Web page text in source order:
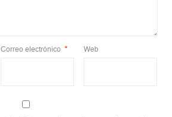
Correo electrónico * Web